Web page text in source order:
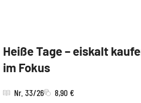
Heiße Tage – eiskalt
im Fokus
Nr. 33/26 8,90 €